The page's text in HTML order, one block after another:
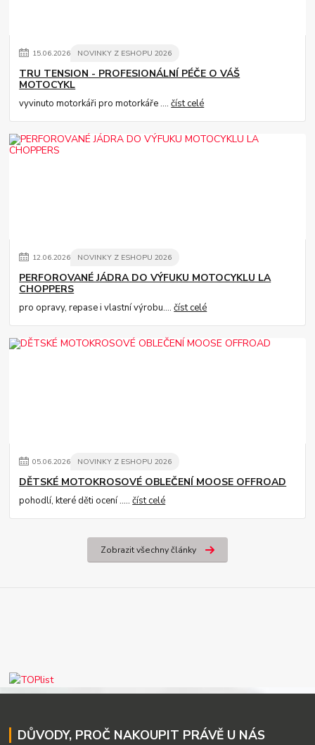
15.06.2026 NOVINKY Z ESHOPU 2026
TRU TENSION - PROFESIONÁLNÍ PÉČE O VÁŠ
MOTOCYKL
vyvinuto motorkáři pro motorkáře ....číst celé
12.06.2026 NOVINKY Z ESHOPU 2026
PERFOROVANÉ JÁDRA DO VÝFUKU MOTOCYKLU LA
CHOPPERS
pro opravy, repase i vlastní výrobu....číst celé
05.06.2026 NOVINKY Z ESHOPU 2026
DĚTSKÉ MOTOKROSOVÉ OBLEČENÍ MOOSE OFFROAD
pohodlí, které děti ocení .....číst celé
Zobrazit všechny články
DŮVODY, PROČ NAKOUPIT PRÁVĚ U NÁS